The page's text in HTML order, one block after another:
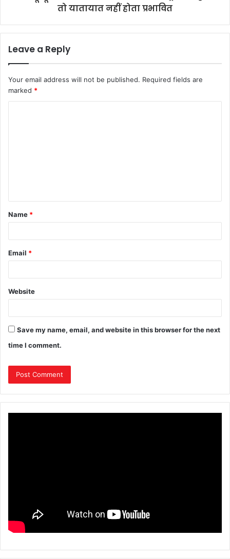
तो यातायात नहीं होता प्रभावित
Leave a Reply
Your email address will not be published. Required fields are
marked *
t
*
Name *
Email *
Website
Save my name, email, and website in this browser for the next
time I comment.